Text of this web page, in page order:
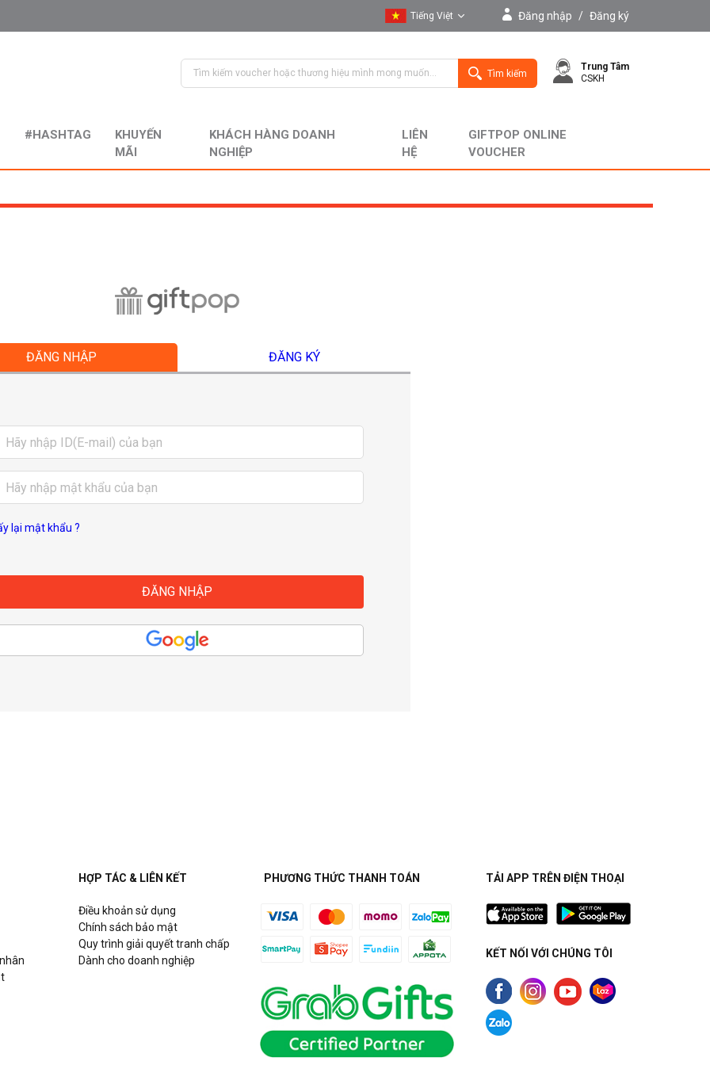
Tiếng Việt
English
Đăng nhập / Đăng ký
Tìm kiếm
Trung Tâm
CSKH
#HASHTAG
KHUYẾN
MÃI
KHÁCH HÀNG DOANH
NGHIỆP
LIÊN
HỆ
GIFTPOP ONLINE
VOUCHER
ĐĂNG NHẬP ĐĂNG KÝ
lại mật khẩu ?
HỢP TÁC & LIÊN KẾT
Điều khoản sử dụng
Chính sách bảo mật
Quy trình giải quyết tranh chấp
Dành cho doanh nghiệp
PHƯƠNG THỨC THANH TOÁN TẢI APP TRÊN ĐIỆN THOẠI
KẾT NỐI VỚI CHÚNG TÔI